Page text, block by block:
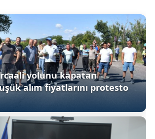
yolunu kapatan
alım fiyatlarını protesto